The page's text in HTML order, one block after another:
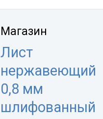
Магазин
Лист
нержавеющий
0,8 мм
шлифованный